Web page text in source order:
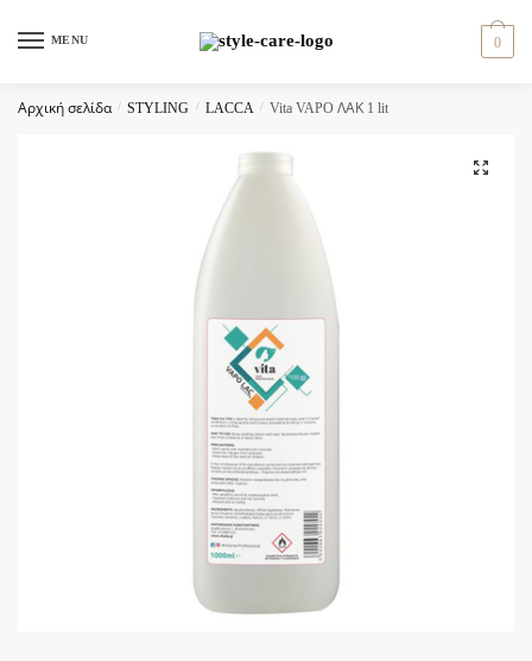
MENU 0
Αρχική σελίδα / STYLING / LACCA / Vita VAPO ΛΑΚ 1 lit